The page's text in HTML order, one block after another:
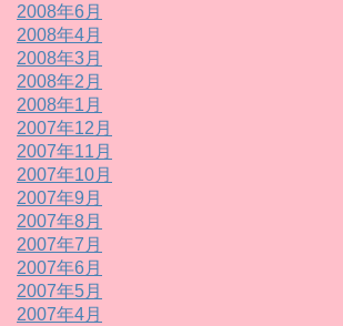
2008年6月
2008年4月
2008年3月
2008年2月
2008年1月
2007年12月
2007年11月
2007年10月
2007年9月
2007年8月
2007年7月
2007年6月
2007年5月
2007年4月